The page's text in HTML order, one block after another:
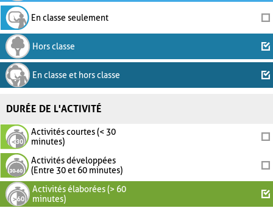
En classe seulement
Hors classe
En classe et hors classe
DURÉE DE L'ACTIVITÉ
Activités courtes (< 30
minutes)
Activités développées
(Entre 30 et 60 minutes)
Activités élaborées (> 60
minutes)